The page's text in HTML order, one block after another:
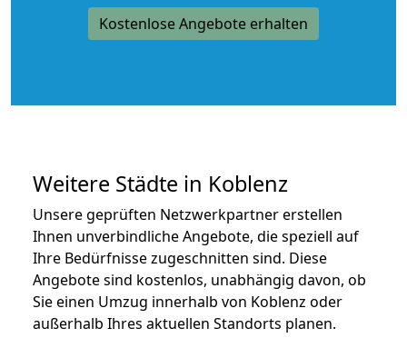
Kostenlose Angebote erhalten
Weitere Städte in Koblenz
Unsere geprüften Netzwerkpartner erstellen
Ihnen unverbindliche Angebote, die speziell auf
Ihre Bedürfnisse zugeschnitten sind. Diese
Angebote sind kostenlos, unabhängig davon, ob
Sie einen Umzug innerhalb von Koblenz oder
außerhalb Ihres aktuellen Standorts planen.